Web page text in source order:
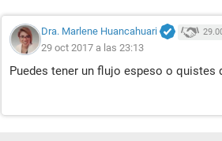
Dra. Marlene Huancahuari
29 oct 2017 a las 23:13
Puedes tener un flujo espeso o quistes